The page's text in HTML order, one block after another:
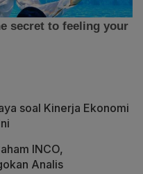
soal Kinerja Ekonomi
INCO,
Analis